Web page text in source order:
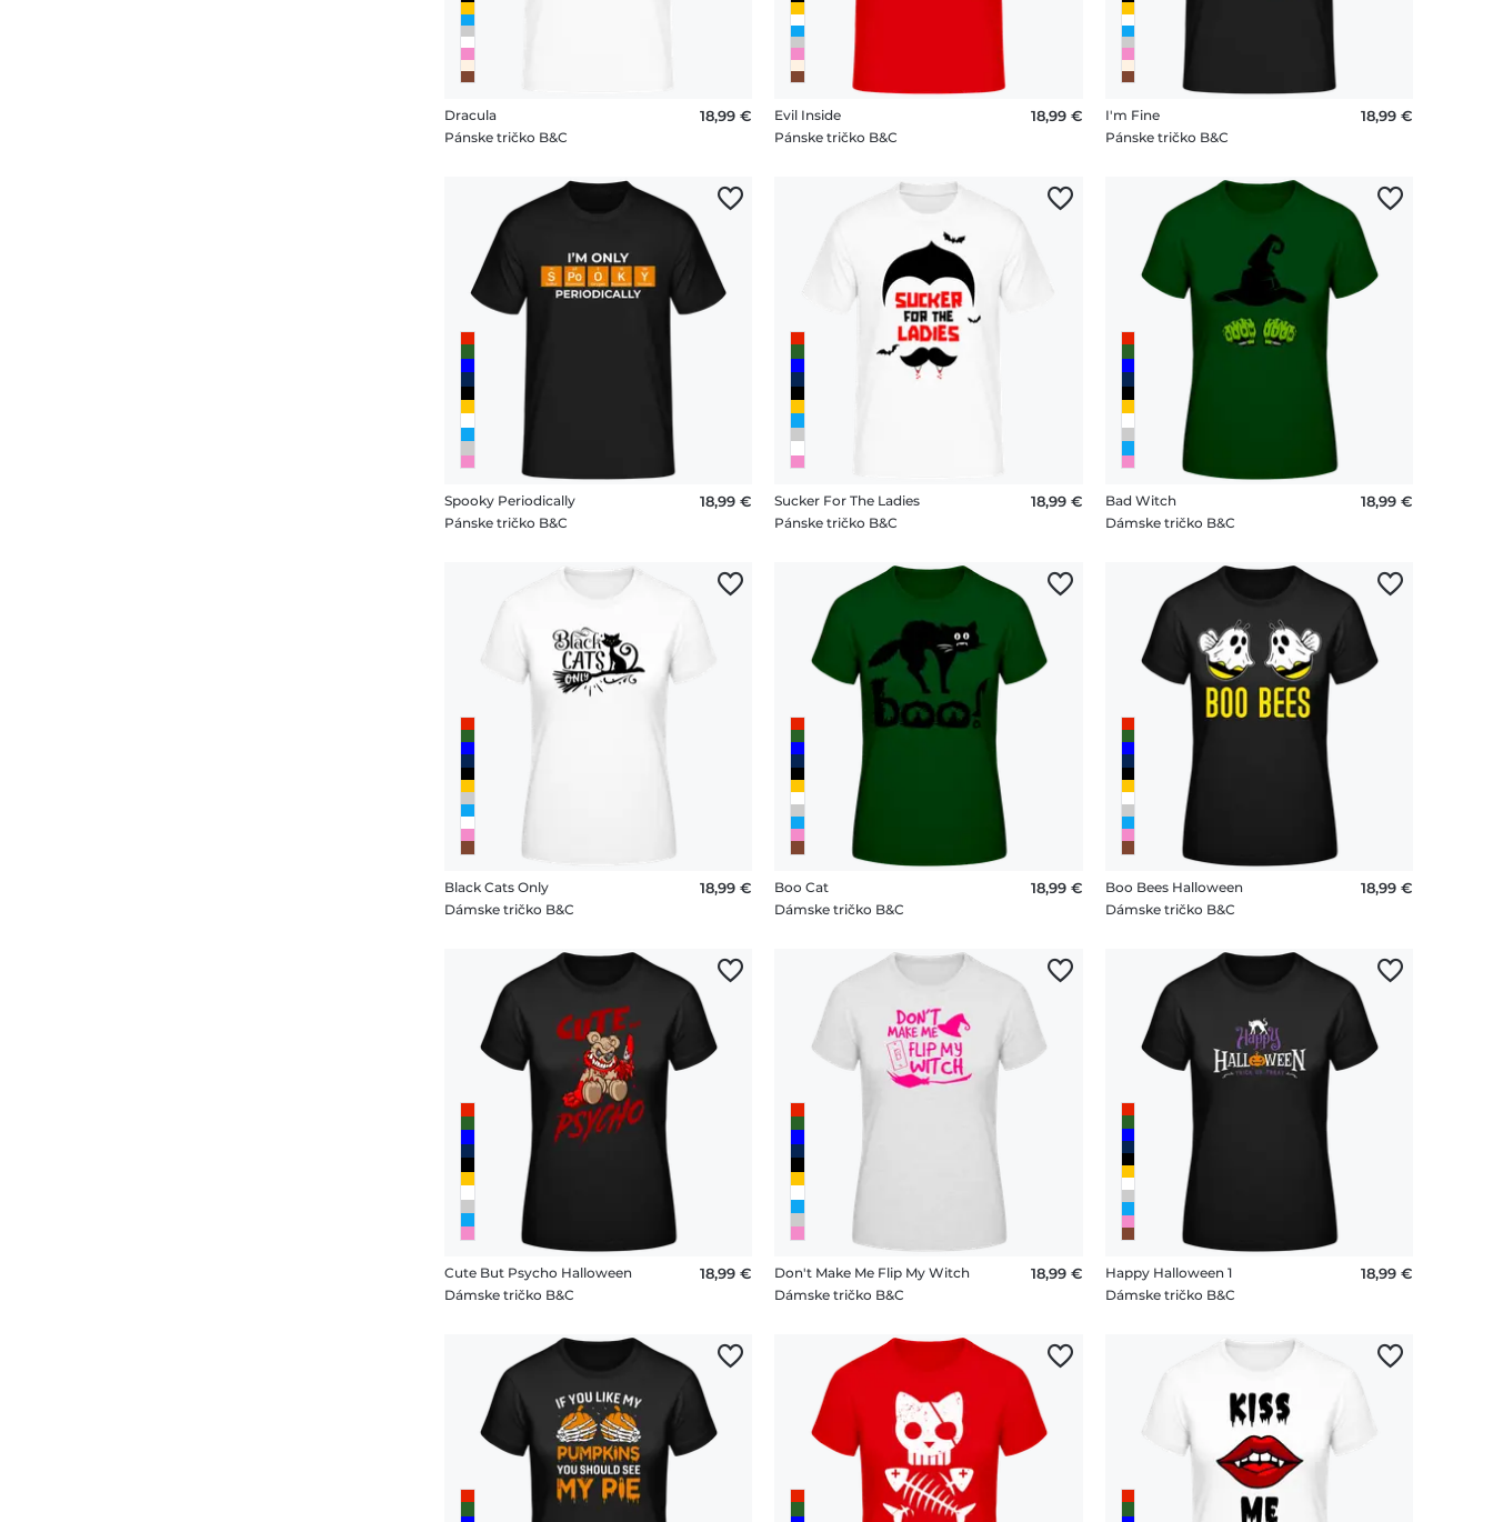
Dracula
Pánske tričko B&C
18,99 €
Evil Inside
Pánske tričko B&C
18,99 €
I'm Fine
Pánske tričko B&C
18,99 €
Spooky Periodically
Pánske tričko B&C
18,99 €
Sucker For The Ladies
Pánske tričko B&C
18,99 €
Bad Witch
Dámske tričko B&C
18,99 €
Black Cats Only
Dámske tričko B&C
18,99 €
Boo Cat
Dámske tričko B&C
18,99 €
Boo Bees Halloween
Dámske tričko B&C
18,99 €
Cute But Psycho Halloween
Dámske tričko B&C
18,99 €
Don't Make Me Flip My Witch
Dámske tričko B&C
18,99 €
Happy Halloween 1
Dámske tričko B&C
18,99 €